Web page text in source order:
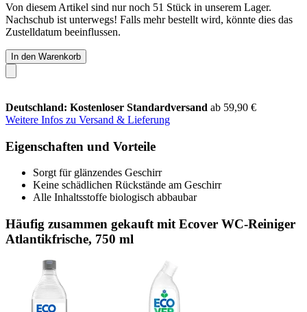
Von diesem Artikel sind nur noch 51 Stück in unserem Lager.
Nachschub ist unterwegs! Falls mehr bestellt wird, könnte dies das
Zustelldatum beeinflussen.
In den Warenkorb
Deutschland: Kostenloser Standardversand ab 59,90 €
Weitere Infos zu Versand & Lieferung
Eigenschaften und Vorteile
Sorgt für glänzendes Geschirr
Keine schädlichen Rückstände am Geschirr
Alle Inhaltsstoffe biologisch abbaubar
Häufig zusammen gekauft mit Ecover WC-Reiniger
Atlantikfrische, 750 ml